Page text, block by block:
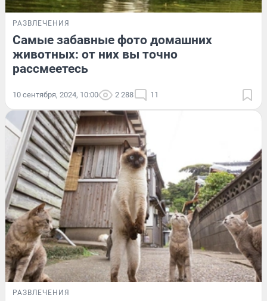
РАЗВЛЕЧЕНИЯ
Самые забавные фото домашних
животных: от них вы точно
рассмеетесь
10 сентября, 2024, 10:00 2 288 11
РАЗВЛЕЧЕНИЯ